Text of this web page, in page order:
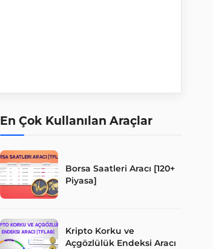
En Çok Kullanılan Araçlar
Borsa Saatleri Aracı [120+
Piyasa]
Kripto Korku ve
Açgözlülük Endeksi Aracı